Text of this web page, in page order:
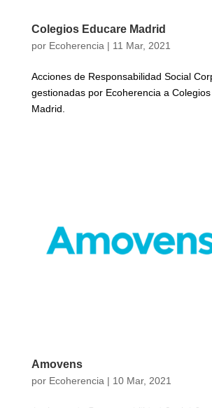
Colegios Educare Madrid
por Ecoherencia| 11 Mar, 2021
Acciones de Responsabilidad Social
gestionadas por Ecoherencia a
Madrid.
Amovens
por Ecoherencia | 10 Mar, 2021